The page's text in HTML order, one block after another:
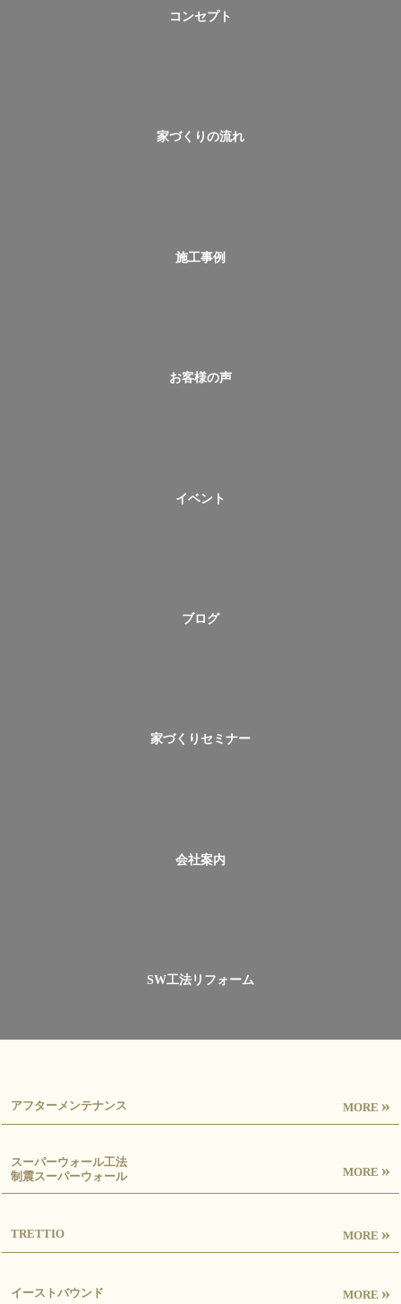
コンセプト
家づくりの流れ
施工事例
お客様の声
イベント
ブログ
家づくりセミナー
会社案内
SW工法リフォーム
アフターメンテナンス MORE »
スーパーウォール工法
制震スーパーウォール
MORE »
TRETTIO MORE »
イーストバウンド MORE »